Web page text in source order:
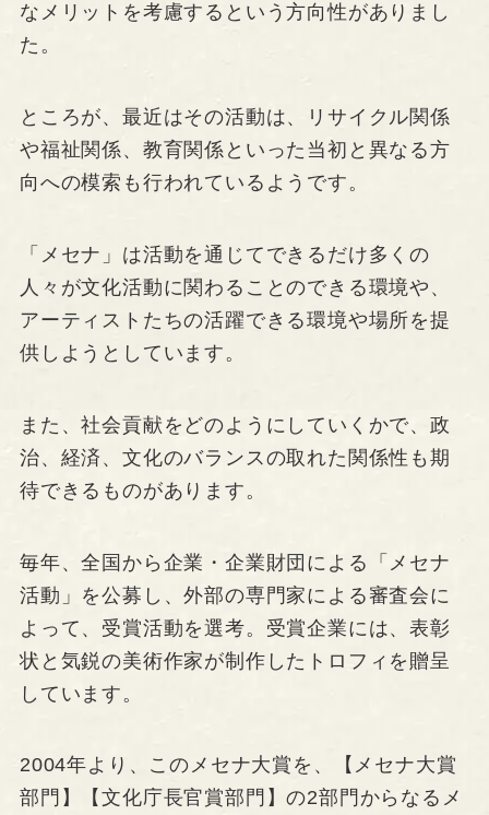
なメリットを考慮するという方向性がありまし
た。
ところが、最近はその活動は、リサイクル関係
や福祉関係、教育関係といった当初と異なる方
向への模索も行われているようです。
「メセナ」は活動を通じてできるだけ多くの
人々が文化活動に関わることのできる環境や、
アーティストたちの活躍できる環境や場所を提
供しようとしています。
また、社会貢献をどのようにしていくかで、政
治、経済、文化のバランスの取れた関係性も期
待できるものがあります。
毎年、全国から企業・企業財団による「メセナ
活動」を公募し、外部の専門家による審査会に
よって、受賞活動を選考。受賞企業には、表彰
状と気鋭の美術作家が制作したトロフィを贈呈
しています。
2004年より、このメセナ大賞を、【メセナ大賞
部門】【文化庁長官賞部門】の2部門からなるメ